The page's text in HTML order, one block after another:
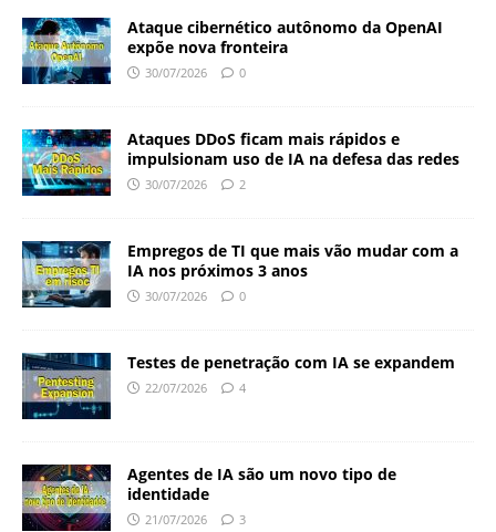
Ataque cibernético autônomo da OpenAI
expõe nova fronteira
30/07/2026 0
Ataques DDoS ficam mais rápidos e
impulsionam uso de IA na defesa das redes
30/07/2026 2
Empregos de TI que mais vão mudar com a
IA nos próximos 3 anos
30/07/2026 0
Testes de penetração com IA se expandem
22/07/2026 4
Agentes de IA são um novo tipo de
identidade
21/07/2026 3